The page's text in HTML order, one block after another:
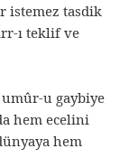
istemez tasdik
ı teklif ve
u gaybiye
hem ecelini
hem